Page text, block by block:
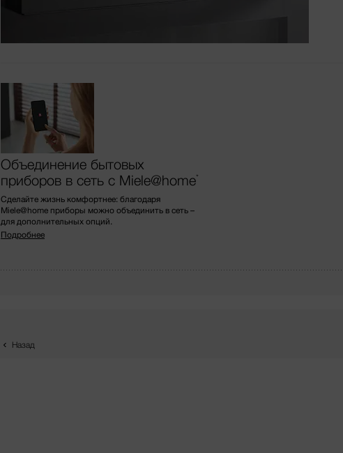
Объединение бытовых
приборов в сеть с Miele@home*
Сделайте жизнь комфортнее: благодаря
Miele@home приборы можно объединить в сеть –
для дополнительных опций.
Подробнее
Назад